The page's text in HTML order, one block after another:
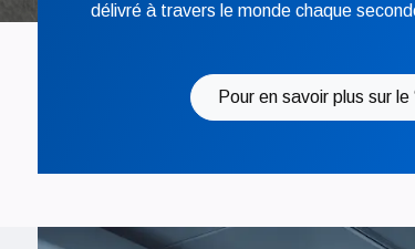
délivré à travers le monde chaque
Pour en savoir plus sur